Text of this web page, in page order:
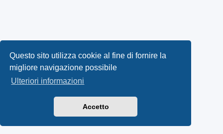
Questo sito utilizza cookie al fine di fornire la
migliore navigazione possibile
Ulteriori informazioni
Accetto